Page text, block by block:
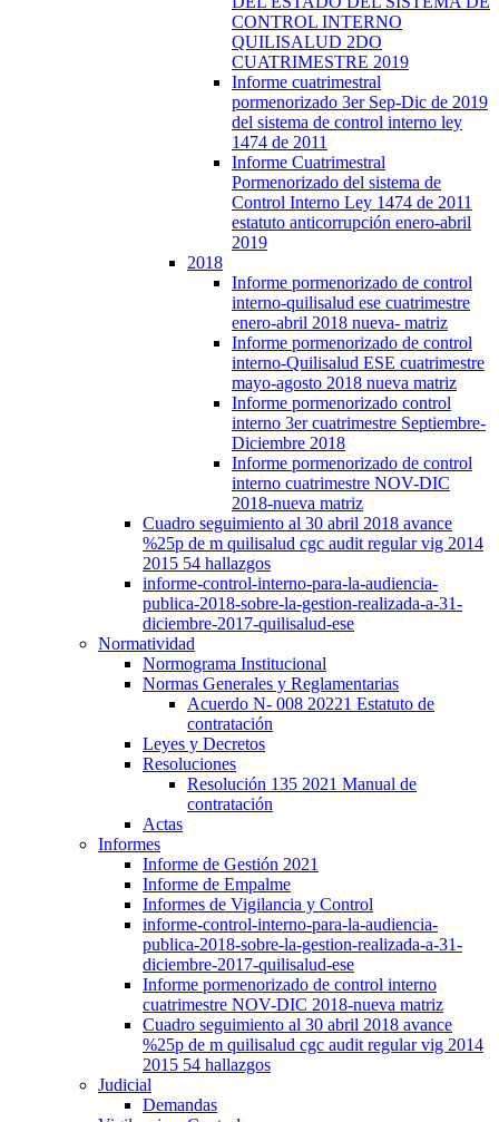
CONTROL INTERNO
QUILISALUD 2DO
CUATRIMESTRE 2019
Informe cuatrimestral
pormenorizado 3er Sep-Dic de 2019
del sistema de control interno ley
1474 de 2011
Informe Cuatrimestral
Pormenorizado del sistema de
Control Interno Ley 1474 de 2011
estatuto anticorrupción enero-abril
2019
2018
Informe pormenorizado de control
interno-quilisalud ese cuatrimestre
enero-abril 2018 nueva- matriz
Informe pormenorizado de control
interno-Quilisalud ESE cuatrimestre
mayo-agosto 2018 nueva matriz
Informe pormenorizado control
interno 3er cuatrimestre Septiembre-
Diciembre 2018
Informe pormenorizado de control
interno cuatrimestre NOV-DIC
2018-nueva matriz
Cuadro seguimiento al 30 abril 2018 avance
%25p de m quilisalud cgc audit regular vig 2014
2015 54 hallazgos
informe-control-interno-para-la-audiencia-
publica-2018-sobre-la-gestion-realizada-a-31-
diciembre-2017-quilisalud-ese
Normatividad
Normograma Institucional
Normas Generales y Reglamentarias
Acuerdo N- 008 20221 Estatuto de
contratación
Leyes y Decretos
Resoluciones
Resolución 135 2021 Manual de
contratación
Actas
Informes
Informe de Gestión 2021
Informe de Empalme
Informes de Vigilancia y Control
informe-control-interno-para-la-audiencia-
publica-2018-sobre-la-gestion-realizada-a-31-
diciembre-2017-quilisalud-ese
Informe pormenorizado de control interno
cuatrimestre NOV-DIC 2018-nueva matriz
Cuadro seguimiento al 30 abril 2018 avance
%25p de m quilisalud cgc audit regular vig 2014
2015 54 hallazgos
Judicial
Demandas